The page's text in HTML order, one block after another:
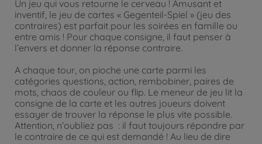
Un jeu qui vous retourne le cerveau ! Amusant et
inventif, le jeu de cartes « Gegenteil-Spiel » (jeu des
contraires) est parfait pour les soirées en famille ou
entre amis ! Pour chaque consigne, il faut penser à
l’envers et donner la réponse contraire.
A chaque tour, on pioche une carte parmi les
catégories questions, action, rembobiner, paires de
mots, chaos de couleur ou flip. Le meneur de jeu lit la
consigne de la carte et les autres joueurs doivent
essayer de trouver la réponse le plus vite possible.
Attention, n’oubliez pas : il faut toujours répondre par
le contraire de ce qui est demandé ! Au lieu de dire